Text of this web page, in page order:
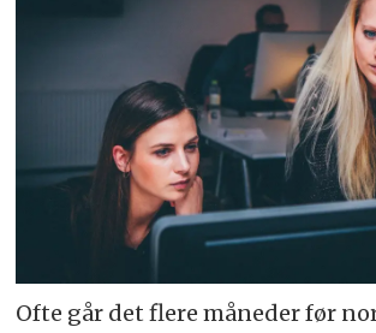
Ofte går det flere måneder før